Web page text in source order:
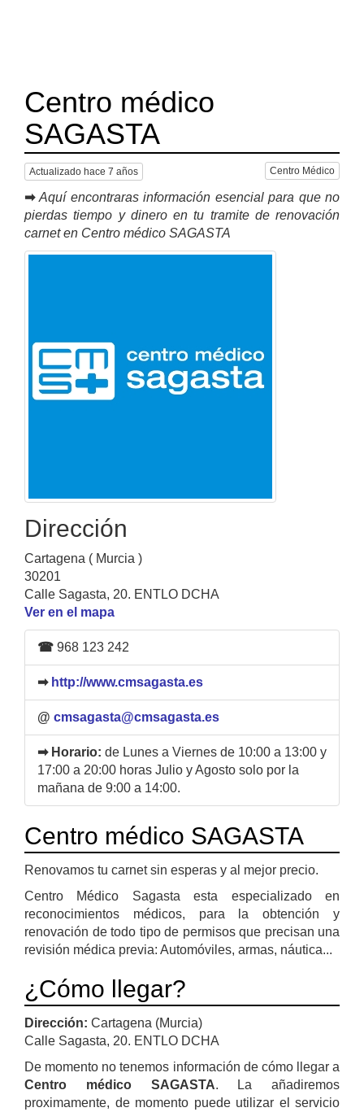
Centro médico
SAGASTA
Actualizado hace 7 años Centro Médico
➡ Aquí encontraras información esencial para que no
pierdas tiempo y dinero en tu tramite de renovación
carnet en Centro médico SAGASTA
Dirección
Cartagena ( Murcia )
30201
Calle Sagasta, 20. ENTLO DCHA
Ver en el mapa
☎ 968 123 242
➡ http://www.cmsagasta.es
@ cmsagasta@cmsagasta.es
➡ Horario: de Lunes a Viernes de 10:00 a 13:00 y
17:00 a 20:00 horas Julio y Agosto solo por la
mañana de 9:00 a 14:00.
Centro médico SAGASTA
Renovamos tu carnet sin esperas y al mejor precio.
Centro Médico Sagasta esta especializado en
reconocimientos médicos, para la obtención y
renovación de todo tipo de permisos que precisan una
revisión médica previa: Automóviles, armas, náutica...
¿Cómo llegar?
Dirección: Cartagena (Murcia)
Calle Sagasta, 20. ENTLO DCHA
De momento no tenemos información de cómo llegar a
Centro médico SAGASTA. La añadiremos
proximamente, de momento puede utilizar el servicio